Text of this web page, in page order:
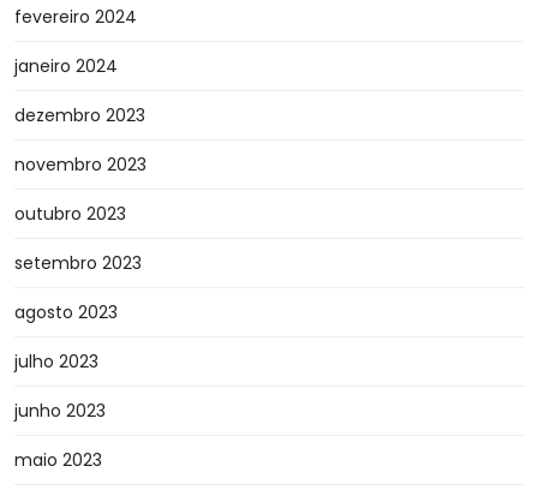
fevereiro 2024
janeiro 2024
dezembro 2023
novembro 2023
outubro 2023
setembro 2023
agosto 2023
julho 2023
junho 2023
maio 2023